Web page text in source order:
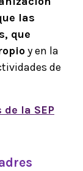
las
que
y en la
de
la SEP